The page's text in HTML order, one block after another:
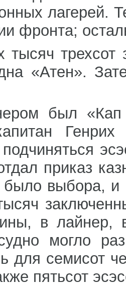
лагерей.
фронта;
тысяч
«Атен».
был
подчиняться
приказ
выбора, и
в лайнер,
могло
для семисот
пятьсот